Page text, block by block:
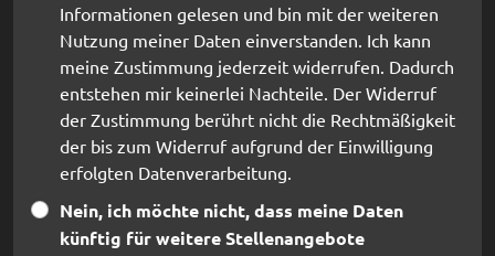
Informationen gelesen und bin mit der weiteren
Nutzung meiner Daten einverstanden. Ich kann
meine Zustimmung jederzeit widerrufen. Dadurch
entstehen mir keinerlei Nachteile. Der Widerruf
der Zustimmung berührt nicht die Rechtmäßigkeit
der bis zum Widerruf aufgrund der Einwilligung
erfolgten Datenverarbeitung.
Nein, ich möchte nicht, dass meine Daten
künftig für weitere Stellenangebote